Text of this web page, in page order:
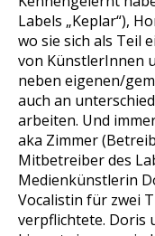
Labels „Keplar“),
wo sie sich als Teil
von KünstlerInnen
neben eigenen/
auch an
arbeiten. Und
aka Zimmer
Mitbetreiber des
Medienkünstlerin
Vocalistin für zwei
verpflichtete. Doris